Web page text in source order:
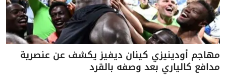
مهاجم أودينيزي كينان ديفيز يكشف عن عنصرية
مدافع كالياري بعد وصفه بالقرد